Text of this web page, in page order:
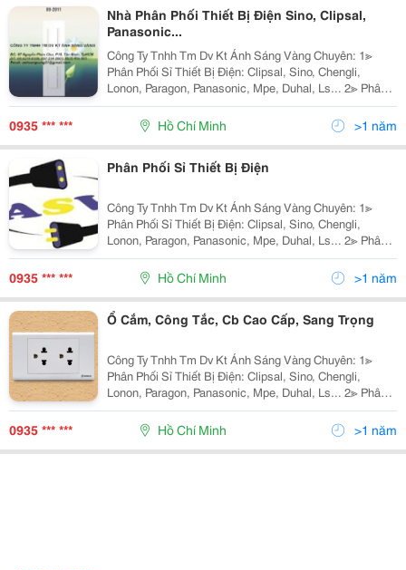
Nhà Phân Phối Thiết Bị Điện Sino, Clipsal,
Panasonic...
Công Ty Tnhh Tm Dv Kt Ánh Sáng Vàng Chuyên: 1≫
Phân Phối Sỉ Thiết Bị Điện: Clipsal, Sino, Chengli,
Lonon, Paragon, Panasonic, Mpe, Duhal, Ls... 2≫ Phân
Phối Đèn Chiếu Sáng Nội Ngoại Thất: Nét Việt, Euro,
Sano, Quốc Ngọc, 168 Lighting, Kim Lo
0935 *** *** Hồ Chí Minh >1 năm
Phân Phối Sỉ Thiết Bị Điện
Công Ty Tnhh Tm Dv Kt Ánh Sáng Vàng Chuyên: 1≫
Phân Phối Sỉ Thiết Bị Điện: Clipsal, Sino, Chengli,
Lonon, Paragon, Panasonic, Mpe, Duhal, Ls... 2≫ Phân
Phối Đèn Chiếu Sáng Nội Ngoại Thất: Nét Việt, Euro,
Sano, Quốc Ngọc, 168 Lighting, Kim Lo
0935 *** *** Hồ Chí Minh >1 năm
Ổ Cắm, Công Tắc, Cb Cao Cấp, Sang Trọng
Công Ty Tnhh Tm Dv Kt Ánh Sáng Vàng Chuyên: 1≫
Phân Phối Sỉ Thiết Bị Điện: Clipsal, Sino, Chengli,
Lonon, Paragon, Panasonic, Mpe, Duhal, Ls... 2≫ Phân
Phối Đèn Chiếu Sáng Nội Ngoại Thất: Nét Việt, Euro,
Sano, Quốc Ngọc, 168 Lighting, Kim Lo
0935 *** *** Hồ Chí Minh >1 năm